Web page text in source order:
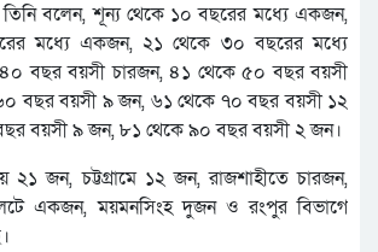
তিনি বলেন, শূন্য থেকে ১০ বছরের মধ্যে একজন,
মধ্যে একজন, ২১ থেকে ৩০ বছরের মধ্যে
বছর বয়সী চারজন, ৪১ থেকে ৫০ বছর বয়সী
বছর বয়সী ৯ জন, ৬১ থেকে ৭০ বছর বয়সী ১২
বয়সী ৯ জন, ৮১ থেকে ৯০ বছর বয়সী ২ জন।
২১ জন, চট্টগ্রামে ১২ জন, রাজশাহীতে চারজন,
একজন, ময়মনসিংহ দুজন ও রংপুর বিভাগে